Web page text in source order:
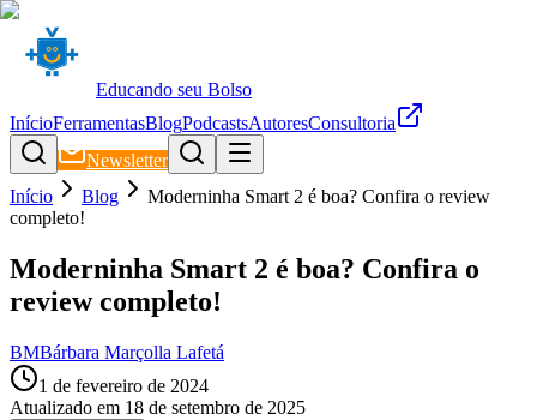
Educando seu Bolso
InícioFerramentasBlogPodcastsAutoresConsultoria
Newsletter
Início
Blog
Moderninha Smart 2 é boa? Confira o review
completo!
Moderninha Smart 2 é boa? Confira o
review completo!
BMBárbara Marçolla Lafetá
1 de fevereiro de 2024
Atualizado em 18 de setembro de 2025